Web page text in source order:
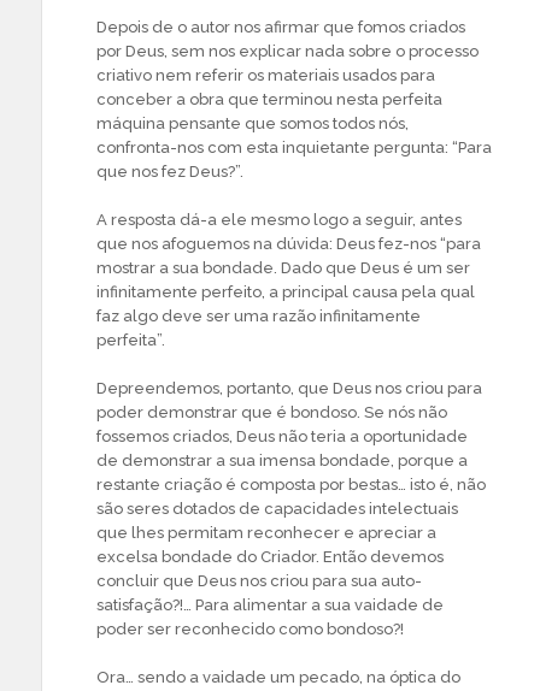
Depois de o autor nos afirmar que fomos criados
por Deus, sem nos explicar nada sobre o processo
criativo nem referir os materiais usados para
conceber a obra que terminou nesta perfeita
máquina pensante que somos todos nós,
confronta-nos com esta inquietante pergunta: “Para
que nos fez Deus?”.
A resposta dá-a ele mesmo logo a seguir, antes
que nos afoguemos na dúvida: Deus fez-nos “para
mostrar a sua bondade. Dado que Deus é um ser
infinitamente perfeito, a principal causa pela qual
faz algo deve ser uma razão infinitamente
perfeita”.
Depreendemos, portanto, que Deus nos criou para
poder demonstrar que é bondoso. Se nós não
fossemos criados, Deus não teria a oportunidade
de demonstrar a sua imensa bondade, porque a
restante criação é composta por bestas… isto é, não
são seres dotados de capacidades intelectuais
que lhes permitam reconhecer e apreciar a
excelsa bondade do Criador. Então devemos
concluir que Deus nos criou para sua auto-
satisfação?!… Para alimentar a sua vaidade de
poder ser reconhecido como bondoso?!
Ora… sendo a vaidade um pecado, na óptica do